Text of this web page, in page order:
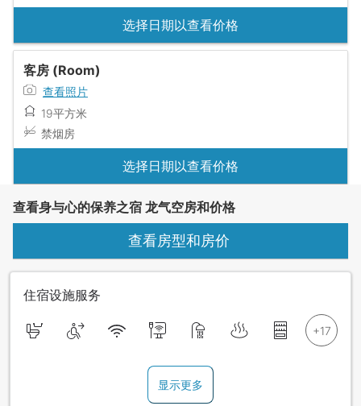
选择日期以查看价格
客房 (Room)
查看照片
19平方米
禁烟房
选择日期以查看价格
查看身与心的保养之宿 龙气空房和价格
查看房型和房价
住宿设施服务
显示更多